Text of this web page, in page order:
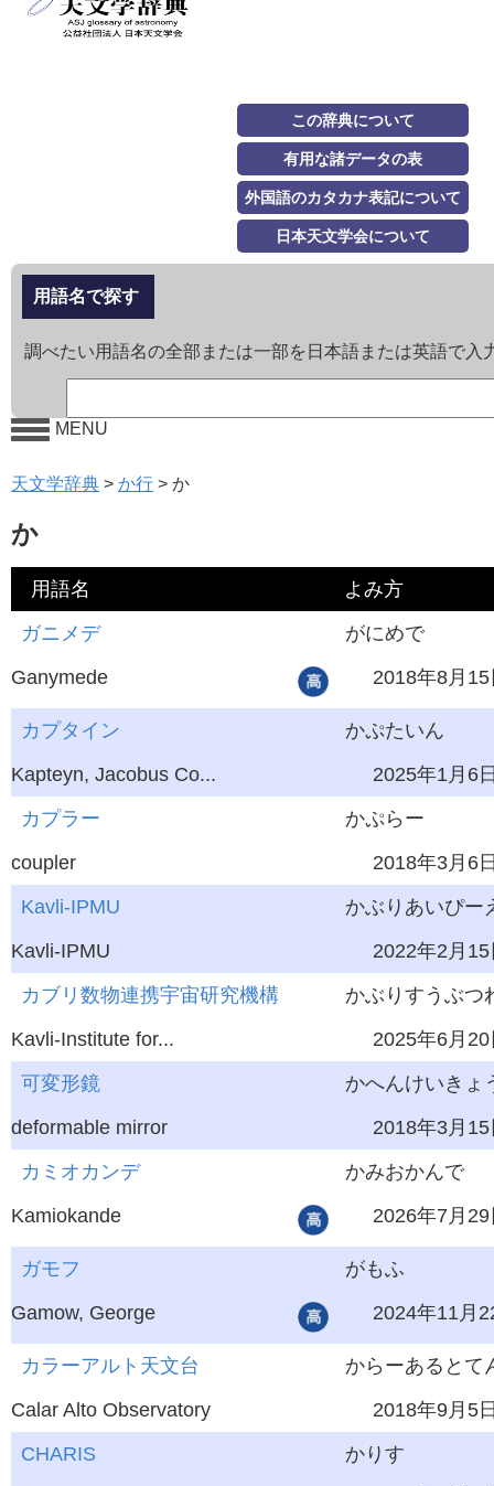
この辞典について
有用な諸データの表
外国語のカタカナ表記について
日本天文学会について
用語名で探す
調べたい用語名の全部または一部を日本語または英語で入
MENU
天文学辞典 > か行 > か
か
用語名
よみ方
英語
学習レベル 最終更新
ガニメデ
がにめで
Ganymede
2018年8月15
カプタイン
かぷたいん
Kapteyn, Jacobus Co...
2025年1月6
カプラー
かぷらー
coupler
2018年3月6
Kavli-IPMU
かぶりあいぴー
Kavli-IPMU
2022年2月15
カブリ数物連携宇宙研究機構
かぶりすうぶつ
Kavli-Institute for...
2025年6月20
可変形鏡
かへんけいきょ
deformable mirror
2018年3月15
カミオカンデ
かみおかんで
Kamiokande
2026年7月29
ガモフ
がもふ
Gamow, George
2024年11月
カラーアルト天文台
からーあるとて
Calar Alto Observatory
2018年9月5
CHARIS
かりす